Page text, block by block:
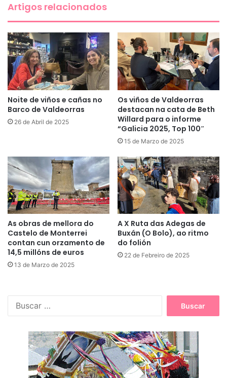
Artigos relacionados
Noite de viños e cañas no
Barco de Valdeorras
26 de Abril de 2025
Os viños de Valdeorras
destacan na cata de Beth
Willard para o informe
“Galicia 2025, Top 100″
15 de Marzo de 2025
As obras de mellora do
Castelo de Monterrei
contan cun orzamento de
14,5 millóns de euros
13 de Marzo de 2025
A X Ruta das Adegas de
Buxán (O Bolo), ao ritmo
do folión
22 de Febreiro de 2025
c
a
r
: